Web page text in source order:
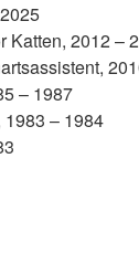
Katten, 2012 –
– 1987
– 1984